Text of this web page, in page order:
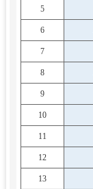
5
6
7
8
9
10
11
12
13